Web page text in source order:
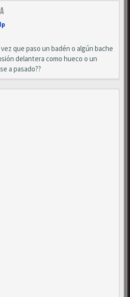
que paso un badén o algún bache
delantera como hueco o un
a pasado??